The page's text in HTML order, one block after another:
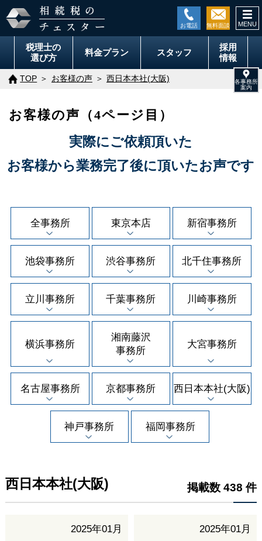
税理士の
選び方
料金プラン スタッフ
採用
情報
TOP お客様の声 西日本本社(大阪)
お客様の声（4ページ目）
実際にご依頼頂いた
お客様から業務完了後に頂いたお声です
全事務所 東京本店 新宿事務所
池袋事務所 渋谷事務所 北千住事務所
立川事務所 千葉事務所 川崎事務所
横浜事務所
湘南藤沢
事務所
大宮事務所
名古屋事務所 京都事務所 西日本本社(大阪)
神戸事務所 福岡事務所
西日本本社(大阪) 掲載数 438 件
2025年01月 2025年01月